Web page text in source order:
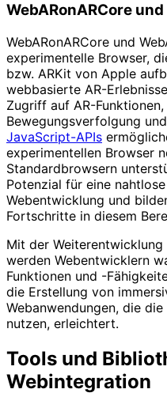
WebARonARCore
WebARonARCore und
experimentelle Browser,
bzw. ARKit von Apple
webbasierte AR-
Zugriff auf AR-Funktionen,
Bewegungsverfolgung
JavaScript-APIs
experimentellen Browser
Standardbrowsern
Potenzial für eine
Webentwicklung und
Fortschritte in diesem
Mit der
werden Webentwicklern
Funktionen und -
die Erstellung von
Webanwendungen, die
nutzen, erleichtert.
Tools und
Webintegration